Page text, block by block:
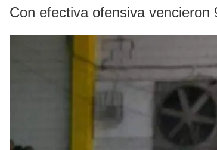
Con efectiva ofensiva